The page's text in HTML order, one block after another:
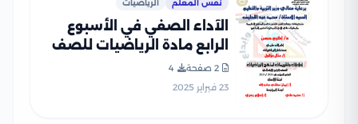
نفس المعلم الرياضيات
الآداء الصفي في الأسبوع
الرابع مادة الرياضيات للصف
الرابع الإبتدائي الترم الثاني
2025 بصيغة PDF
2 صفحة
4
23 فبراير 2025